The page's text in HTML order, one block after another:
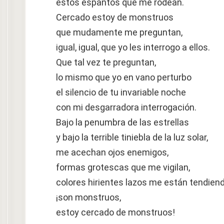
estos espantos que me rodean.
Cercado estoy de monstruos
que mudamente me preguntan,
igual, igual, que yo les interrogo a ellos.
Que tal vez te preguntan,
lo mismo que yo en vano perturbo
el silencio de tu invariable noche
con mi desgarradora interrogación.
Bajo la penumbra de las estrellas
y bajo la terrible tiniebla de la luz solar,
me acechan ojos enemigos,
formas grotescas que me vigilan,
colores hirientes lazos me están
¡son monstruos,
estoy cercado de monstruos!